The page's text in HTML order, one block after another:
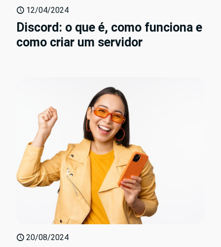
12/04/2024
Discord: o que é, como funciona e
como criar um servidor
20/08/2024